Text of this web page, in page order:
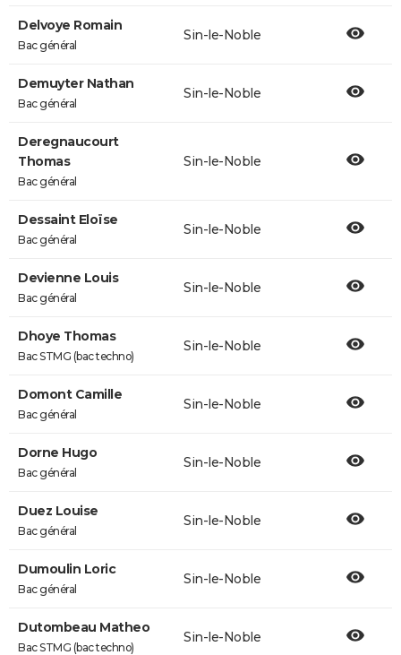
Delvoye Romain
Bac général
Sin-le-Noble
Demuyter Nathan
Bac général
Sin-le-Noble
Deregnaucourt
Thomas
Bac général
Sin-le-Noble
Dessaint Eloïse
Bac général
Sin-le-Noble
Devienne Louis
Bac général
Sin-le-Noble
Dhoye Thomas
Bac STMG (bac techno)
Sin-le-Noble
Domont Camille
Bac général
Sin-le-Noble
Dorne Hugo
Bac général
Sin-le-Noble
Duez Louise
Bac général
Sin-le-Noble
Dumoulin Loric
Bac général
Sin-le-Noble
Dutombeau Matheo
Bac STMG (bac techno)
Sin-le-Noble